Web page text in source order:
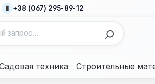
+38 (067) 295-89-12
Садовая техника Строительные